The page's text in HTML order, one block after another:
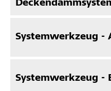
Systemwerkzeug -
Systemwerkzeug -